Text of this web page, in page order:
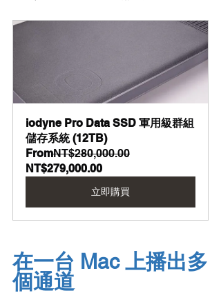
iodyne Pro Data SSD 軍用級群組
儲存系統 (12TB)
FromNT$280,000.00
NT$279,000.00
立即購買
在一台 Mac 上播出多
個通道